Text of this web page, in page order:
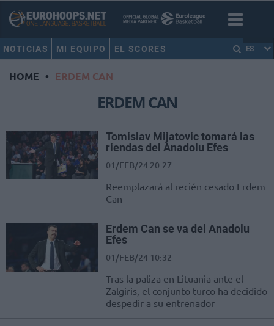
NOTICIAS MI EQUIPO EL SCORES ES
HOME • ERDEM CAN
ERDEM CAN
Tomislav Mijatovic tomará las
riendas del Anadolu Efes
01/FEB/24 20:27
Reemplazará al recién cesado Erdem
Can
Erdem Can se va del Anadolu
Efes
01/FEB/24 10:32
Tras la paliza en Lituania ante el
Zalgiris, el conjunto turco ha decidido
despedir a su entrenador